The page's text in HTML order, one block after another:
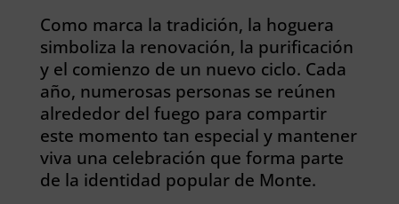
Como marca la tradición, la hoguera
simboliza la renovación, la purificación
y el comienzo de un nuevo ciclo. Cada
año, numerosas personas se reúnen
alrededor del fuego para compartir
este momento tan especial y mantener
viva una celebración que forma parte
de la identidad popular de Monte.